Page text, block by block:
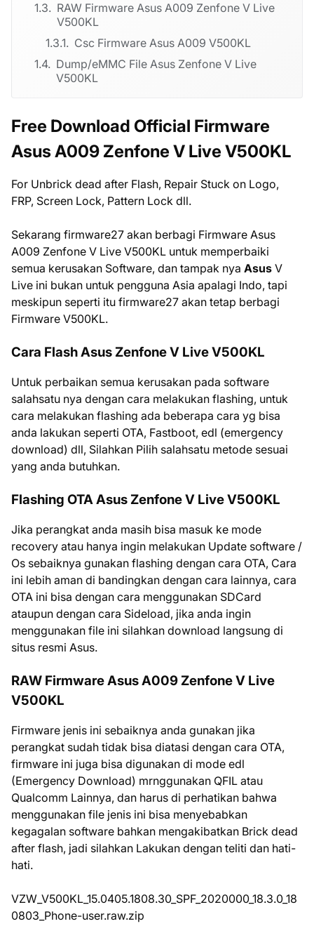
RAW Firmware Asus A009 Zenfone V Live
V500KL
Csc Firmware Asus A009 V500KL
Dump/eMMC File Asus Zenfone V Live
V500KL
Free Download Official Firmware
Asus A009 Zenfone V Live V500KL
For Unbrick dead after Flash, Repair Stuck on Logo,
FRP, Screen Lock, Pattern Lock dll.
Sekarang firmware27 akan berbagi Firmware Asus
A009 Zenfone V Live V500KL untuk memperbaiki
semua kerusakan Software, dan tampak nya Asus V
Live ini bukan untuk pengguna Asia apalagi Indo, tapi
meskipun seperti itu firmware27 akan tetap berbagi
Firmware V500KL.
Cara Flash Asus Zenfone V Live V500KL
Untuk perbaikan semua kerusakan pada software
salahsatu nya dengan cara melakukan flashing, untuk
cara melakukan flashing ada beberapa cara yg bisa
anda lakukan seperti OTA, Fastboot, edl (emergency
download) dll, Silahkan Pilih salahsatu metode sesuai
yang anda butuhkan.
Flashing OTA Asus Zenfone V Live V500KL
Jika perangkat anda masih bisa masuk ke mode
recovery atau hanya ingin melakukan Update software /
Os sebaiknya gunakan flashing dengan cara OTA, Cara
ini lebih aman di bandingkan dengan cara lainnya, cara
OTA ini bisa dengan cara menggunakan SDCard
ataupun dengan cara Sideload, jika anda ingin
menggunakan file ini silahkan download langsung di
situs resmi Asus.
RAW Firmware Asus A009 Zenfone V Live
V500KL
Firmware jenis ini sebaiknya anda gunakan jika
perangkat sudah tidak bisa diatasi dengan cara OTA,
firmware ini juga bisa digunakan di mode edl
(Emergency Download) mrnggunakan QFIL atau
Qualcomm Lainnya, dan harus di perhatikan bahwa
menggunakan file jenis ini bisa menyebabkan
kegagalan software bahkan mengakibatkan Brick dead
after flash, jadi silahkan Lakukan dengan teliti dan hati-
hati.
VZW_V500KL_15.0405.1808.30_SPF_2020000_18.3.0_18
0803_Phone-user.raw.zip